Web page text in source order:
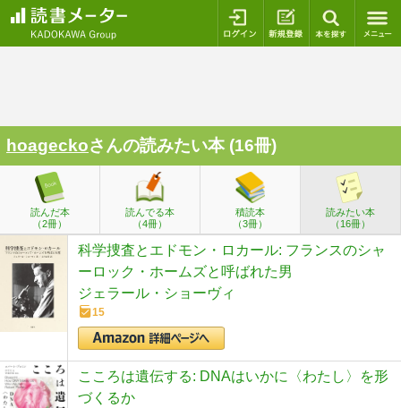
ログイン 新規登録
hoageckoさんの読みたい本 (16冊)
読んだ本
（2冊）
読んでる本
（4冊）
積読本
（3冊）
読みたい本
（16冊）
科学捜査とエドモン・ロカール: フランスのシャ
ーロック・ホームズと呼ばれた男
ジェラール・ショーヴィ
15
こころは遺伝する: DNAはいかに〈わたし〉を形
づくるか